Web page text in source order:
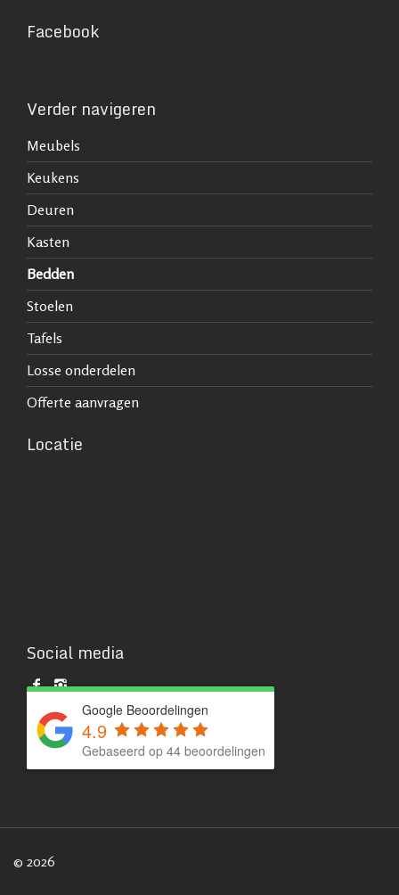
Facebook
Verder navigeren
Meubels
Keukens
Deuren
Kasten
Bedden
Stoelen
Tafels
Losse onderdelen
Offerte aanvragen
Locatie
Social media
Google Beoordelingen
4.9
Gebaseerd op 44 beoordelingen
© 2026